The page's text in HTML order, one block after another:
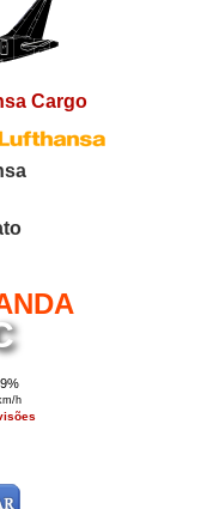
Cargo
h